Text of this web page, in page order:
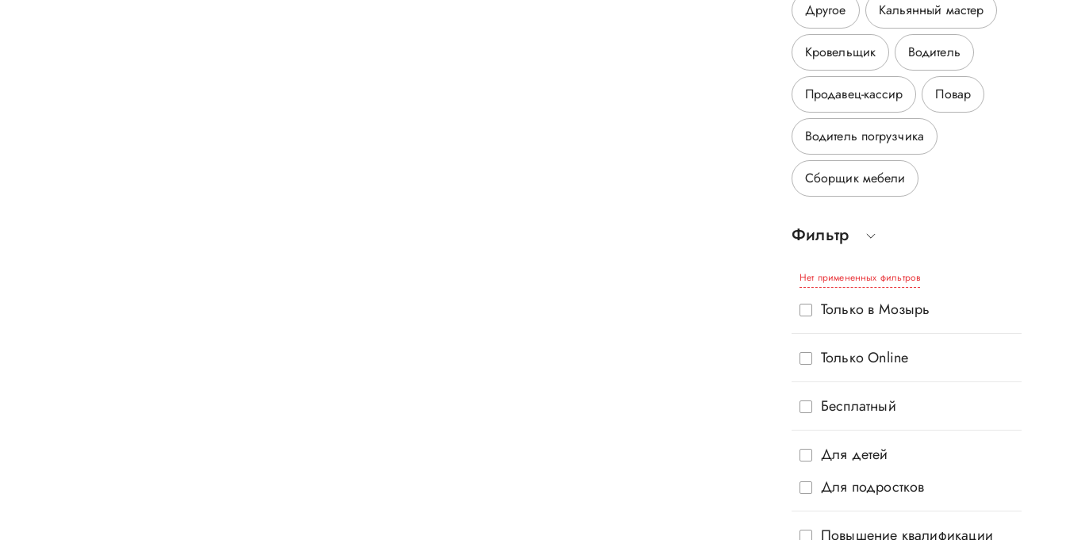
Другое Кальянный мастер
Кровельщик Водитель
Продавец-кассир Повар
Водитель погрузчика
Сборщик мебели
Фильтр
Нет примененных фильтров
Только в Мозырь
Только Online
Бесплатный
Для детей
Для подростков
Повышение квалификации